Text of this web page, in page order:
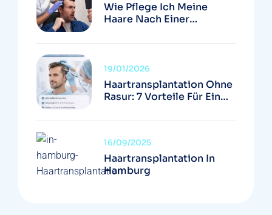
Wie Pflege Ich Meine
Haare Nach Einer
Richtig?
Haartransplantation Ohne
Rasur: 7 Vorteile Für Ein
19/01/2026
Haartransplantation In
Hamburg
16/09/2025